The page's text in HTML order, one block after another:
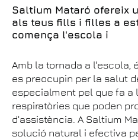
Saltium Mataró ofereix
als teus fills i filles a
comença l'escola i
Amb la tornada a l'escola,
es preocupin per la salut
especialment pel que fa a
respiratòries que poden
d'assistència. A Saltium
solució natural i efectiva